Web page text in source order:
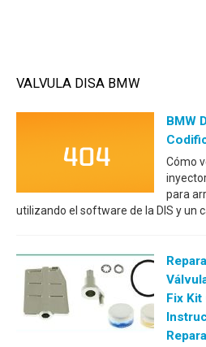
VALVULA DISA BMW
BMW
Cómo
para
utilizando el software de la DIS y un
Fix